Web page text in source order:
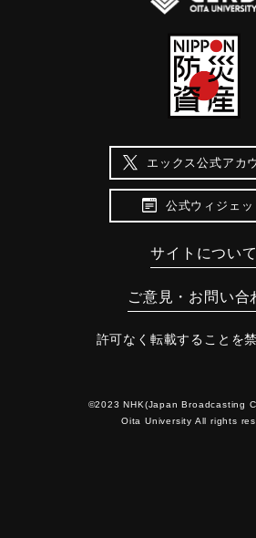
エックス公式アカ
公式ウィジェッ
サイトについて
ご意見・お問い合
許可なく転載することを禁
©2023 NHK(Japan Broadcasting
Oita University All rights